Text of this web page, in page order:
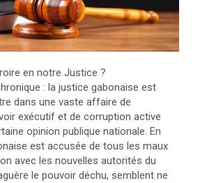
en notre Justice ?
: la justice gabonaise est
dans une vaste affaire de
exécutif et de corruption active
opinion publique nationale. En
est accusée de tous les maux
avec les nouvelles autorités du
le pouvoir déchu, semblent ne